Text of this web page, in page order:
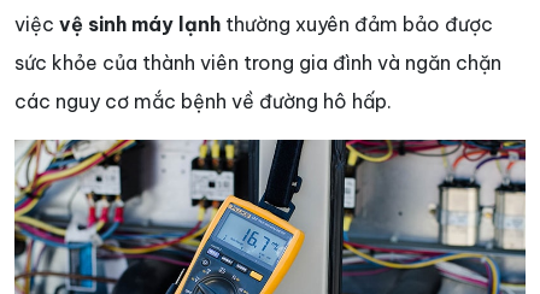
việc vệ sinh máy lạnh thường xuyên đảm bảo được
sức khỏe của thành viên trong gia đình và ngăn chặn
các nguy cơ mắc bệnh về đường hô hấp.